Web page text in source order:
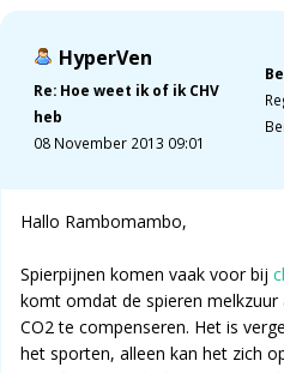
HyperVen
Re: Hoe weet ik of ik CHV
heb
08 November 2013 09:01
Hallo Rambomambo,
Spierpijnen komen vaak voor bij
komt omdat de spieren
CO2 te compenseren. Het is
het sporten, alleen kan het zich